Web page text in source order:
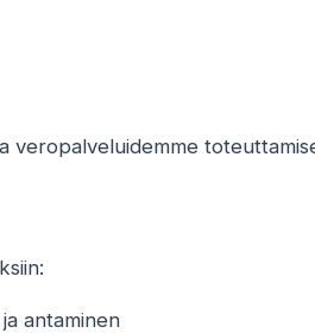
veropalveluidemme
antaminen